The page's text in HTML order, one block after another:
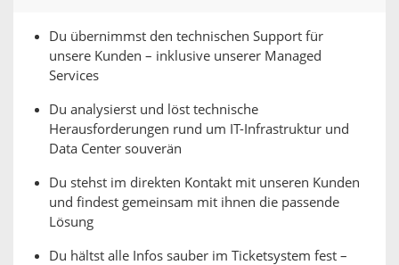
Du übernimmst den technischen Support für
unsere Kunden – inklusive unserer Managed
Services
Du analysierst und löst technische
Herausforderungen rund um IT-Infrastruktur und
Data Center souverän
Du stehst im direkten Kontakt mit unseren Kunden
und findest gemeinsam mit ihnen die passende
Lösung
Du hältst alle Infos sauber im Ticketsystem fest –